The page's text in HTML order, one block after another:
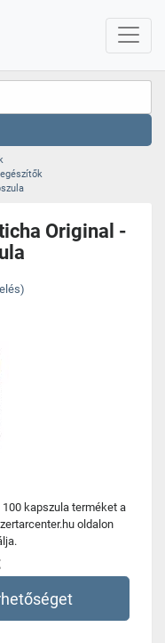
Original -
kapszula terméket a
oldalon